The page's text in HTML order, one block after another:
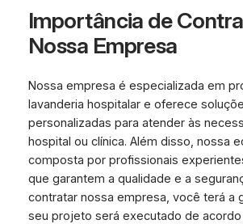
Importância de
Nossa Empresa
Nossa empresa é especializada em
lavanderia hospitalar e oferece
personalizadas para atender às
hospital ou clínica. Além disso, nossa
composta por profissionais
que garantem a qualidade e a
contratar nossa empresa, você terá a
seu projeto será executado de